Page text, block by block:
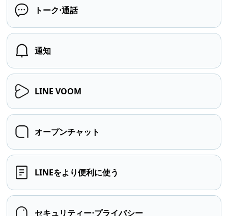
トーク⋅通話
通知
LINE VOOM
オープンチャット
LINEをより便利に使う
セキュリティー⋅プライバシー